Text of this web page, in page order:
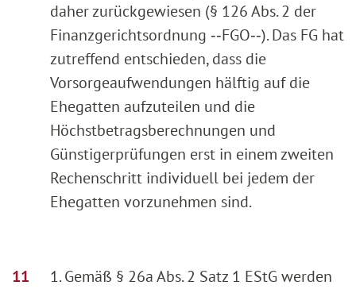
daher zurückgewiesen (§ 126 Abs. 2 der
Finanzgerichtsordnung ‑‑FGO‑‑). Das FG hat
zutreffend entschieden, dass die
Vorsorgeaufwendungen hälftig auf die
Ehegatten aufzuteilen und die
Höchstbetragsberechnungen und
Günstigerprüfungen erst in einem zweiten
Rechenschritt individuell bei jedem der
Ehegatten vorzunehmen sind.
1. Gemäß § 26a Abs. 2 Satz 1 EStG werden